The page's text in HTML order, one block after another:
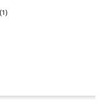
(1)